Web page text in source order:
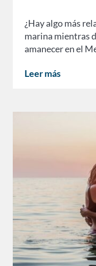
¿Hay algo más
marina mientras
amanecer en el
Leer más